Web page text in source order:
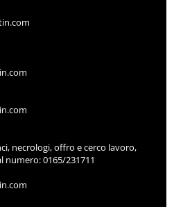
necrologi, offro e cerco lavoro,
numero: 0165/231711